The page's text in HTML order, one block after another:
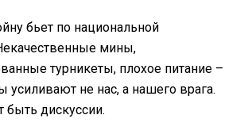
бьет по национальной
мины,
турникеты, плохое питание –
усиливают не нас, а нашего врага.
дискуссии.